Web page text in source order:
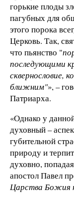
горькие плоды
пагубных для
этого порока
Церковь. Так,
что пьянство "
последующими
сквернословие,
ближним"», –
Патриарха.
«Однако у
духовный –
губительной
природу и
духовно,
апостол Павел
Царства Божия